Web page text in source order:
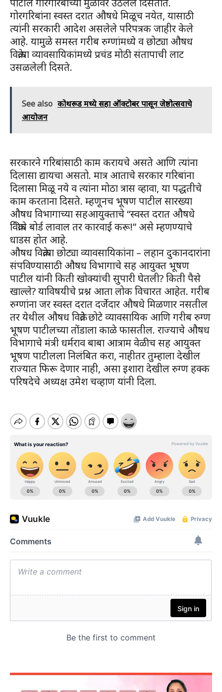
पाटील गोरगरिबांच्या मुळावर उठलेले दिसतात.
गोरगरिबांना स्वस्त दरात औषधे मिळूच नयेत, यासाठी
त्यांनी सरकारी आदेश असलेले परिपत्रक जाहीर केले
आहे. यामुळे समस्त गरीब रुग्णांमध्ये व छोट्या औषध
विक्रेत्या व्यावसायिकांमध्ये प्रचंड मोठी संतापाची लाट
उसळलेली दिसते.
See also कोथरूड मध्ये सहा ऑक्टोबर पासून जेष्ठोत्सवाचे
आयोजन
सरकारने गरिबांसाठी काम करायचे असते आणि त्यांना
दिलासा द्यायचा असतो. मात्र आताचे सरकार गरिबांना
दिलासा मिळू नये व त्यांना मोठा त्रास व्हावा, या पद्धतीचे
काम करताना दिसते. म्हणूनच भूषण पाटील सारख्या
औषध विभागाच्या सहआयुक्ताचे “स्वस्त दरात औषधे
विक्रीचे बोर्ड लावाल तर कारवाई करू!” असे म्हणण्याचे
धाडस होत आहे.
औषध विक्रेत्या छोट्या व्यावसायिकांना – लहान दुकानदारांना
संपविण्यासाठी औषध विभागाचे सह आयुक्त भूषण
पाटील यांनी किती खोक्यांची सुपारी घेतली? किती पैसे
खाल्ले? याविषयीचे प्रश्न आता लोक विचारत आहेत. गरीब
रुग्णांना जर स्वस्त दरात दर्जेदार औषधे मिळणार नसतील
तर येथील औषध विक्रेते छोटे व्यावसायिक आणि गरीब रुग्ण
भूषण पाटीलच्या तोंडाला काळे फासतील. राज्याचे औषध
विभागाचे मंत्री धर्मराव बाबा आत्राम वेळीच सह आयुक्त
भूषण पाटीलला निलंबित करा, नाहीतर तुम्हाला देखील
राज्यात फिरू देणार नाही, असा इशारा देखील रुग्ण हक्क
परिषदेचे अध्यक्ष उमेश चव्हाण यांनी दिला.